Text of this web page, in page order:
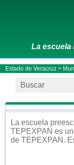
La escuela
Estado de Veracruz>
La escuela
TEPEXPAN es
de TEPEXPAN .